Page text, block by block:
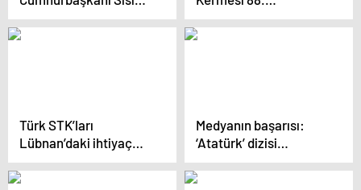
Türkiye’ye geliyor
Uluslararası Bergama
Kermesi Başladı
Türk STK’ları
Lübnan’daki ihtiyaç
sahiplerine 153 ton
kurban eti dağıtacak
Medyanın başarısı:
‘Atatürk’ dizisi
platformda!